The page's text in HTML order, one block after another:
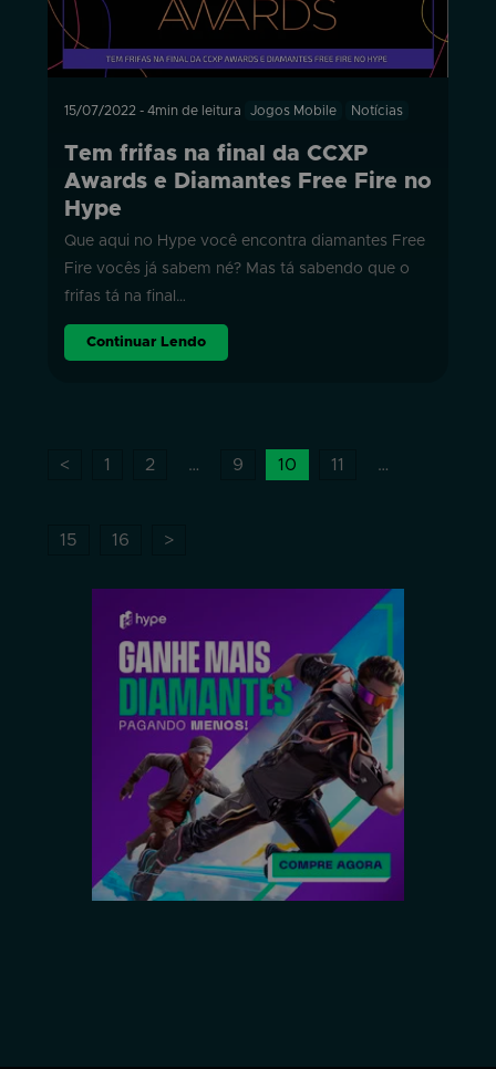
15/07/2022 - 4min de leitura Jogos Mobile Notícias
Tem frifas na final da CCXP
Awards e Diamantes Free Fire no
Hype
Que aqui no Hype você encontra diamantes Free
Fire vocês já sabem né? Mas tá sabendo que o
frifas tá na final…
Continuar Lendo
< 1 2 … 9 10 11 …
15 16 >